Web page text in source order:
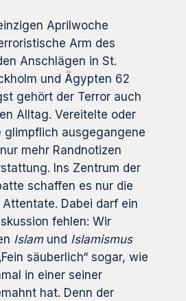
Aprilwoche
Arm des
Anschlägen in St.
und Ägypten 62
gehört der Terror auch
Alltag. Vereitelte oder
glimpflich ausgegangene
mehr Randnotizen
Ins Zentrum der
schaffen es nur die
Dabei darf ein
fehlen: Wir
Islamund Islamismus
säuberlich“ sogar, wie
in einer seiner
hat. Denn der